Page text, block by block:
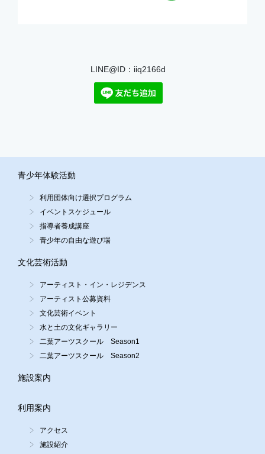
LINE@ID：iiq2166d
青少年体験活動
利用団体向け選択プログラム
イベントスケジュール
指導者養成講座
青少年の自由な遊び場
文化芸術活動
アーティスト・イン・レジデンス
アーティスト公募資料
文化芸術イベント
水と土の文化ギャラリー
二葉アーツスクール Season1
二葉アーツスクール Season2
施設案内
利用案内
アクセス
施設紹介